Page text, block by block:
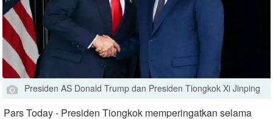
Presiden AS Donald Trump dan Presiden Tiongkok Xi Jinping
Pars Today - Presiden Tiongkok memperingatkan selama